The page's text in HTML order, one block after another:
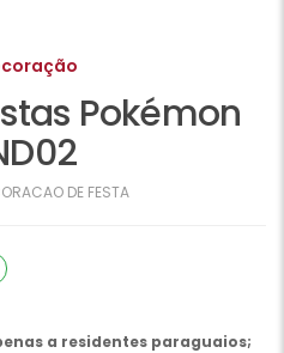
Pokémon
DE FESTA
a residentes paraguaios;